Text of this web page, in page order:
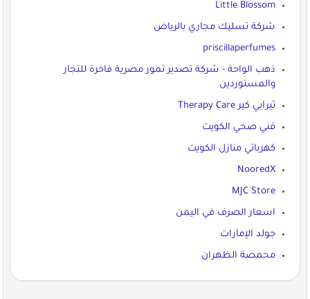
Little Blossom
شركة تسليك مجاري بالرياض
priscillaperfumes
ذهب الواحة - شركة تصدير تمور مصرية فاخرة للتجار
والمستوردين
ثيرابي كير Therapy Care
فني صحي الكويت
كهربائي منازل الكويت
NooredX
MJC Store
اسعار الصرف في اليمن
جولد الإمارات
محمصة الظهران